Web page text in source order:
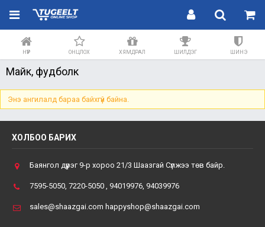
НҮҮР ОНЦЛОХ ХЯМДРАЛ ШИЛДЭГ ШИНЭ
Майк, фудболк
Энэ ангилалд бараа байхгүй байна.
ХОЛБОО БАРИХ
Баянгол дүүрэг 9-р хороо 21/3 Шаазгай Сүлжээ төв байр.
7595-5050, 7220-5050 , 94019976, 94039976
sales@shaazgai.com happyshop@shaazgai.com